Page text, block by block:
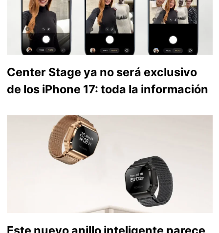
Center Stage ya no será exclusivo
de los iPhone 17: toda la información